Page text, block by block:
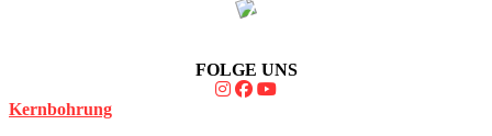
FOLGE UNS
Kernbohrung